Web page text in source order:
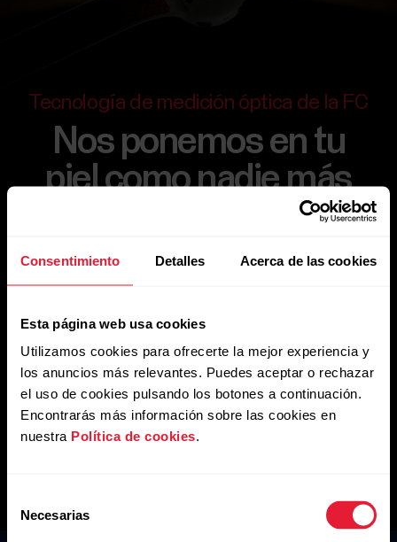
Consentimiento Detalles Acerca de las cookies
Esta página web usa cookies
Utilizamos cookies para ofrecerte la mejor experiencia y
los anuncios más relevantes. Puedes aceptar o rechazar
el uso de cookies pulsando los botones a continuación.
Encontrarás más información sobre las cookies en
nuestra Política de cookies.
Necesarias
Tecnología de medición óptica de la FC
Nos ponemos en tu
piel como nadie más
puede hacerlo.
movimiento de la ecuación y lo hemos mejorado para,
después, reducir el tamaño del sensor y eliminar las
protuberancias. ¿Por qué? Pues porque hemos
descubierto la medida exacta para el monitor de
frecuencia cardíaca: ni demasiado grande, ni
demasiado pequeña. Justo en su medida.